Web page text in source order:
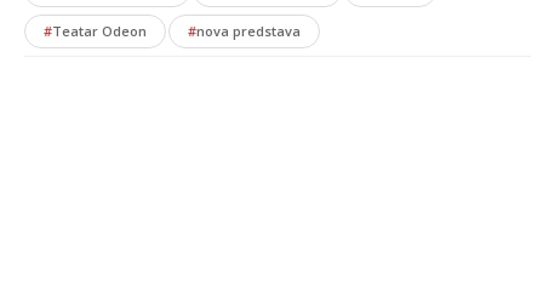
#Teatar Odeon #nova predstava